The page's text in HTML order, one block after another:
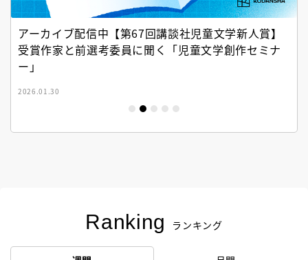
アーカイブ配信中【第67回講談社児童文学新人賞】
受賞作家と前選考委員に聞く「児童文学創作セミナ
ー」
2026.01.30
Ranking ランキング